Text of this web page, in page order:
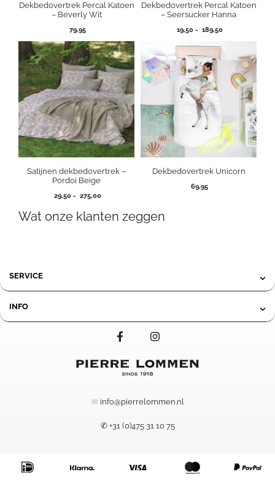
Dekbedovertrek Percal Katoen
– Beverly Wit
79,95
Dekbedovertrek Percal Katoen
– Seersucker Hanna
19,50 - 189,50Prijsklasse:
189,50
Satijnen dekbedovertrek –
Pordoi Beige
29,50 - 275,00Prijsklasse:
tot
Dekbedovertrek Unicorn
69,95
Wat onze klanten zeggen
SERVICE
INFO
✉ info@pierrelommen.nl
✆ +31 (0)475 31 10 75